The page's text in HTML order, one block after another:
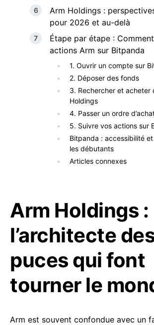
Arm Holdings :
pour 2026 et au-delà
Étape par étape :
actions Arm sur Bitpanda
1. Ouvrir un compte sur
2. Déposer des fonds
3. Rechercher et acheter
Holdings
4. Passer un ordre
5. Suivre vos actions sur
Bitpanda : accessibilité
les débutants
Articles connexes
Arm Holdings :
l’architecte
puces qui font
tourner le
Arm est souvent confondue avec un